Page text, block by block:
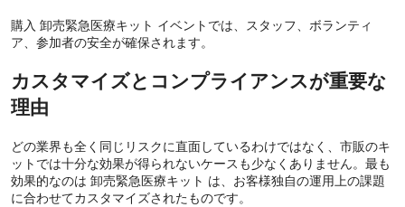
購入 卸売緊急医療キット イベントでは、スタッフ、ボランティ
ア、参加者の安全が確保されます。
カスタマイズとコンプライアンスが重要な
理由
どの業界も全く同じリスクに直面しているわけではなく、市販のキ
ットでは十分な効果が得られないケースも少なくありません。最も
効果的なのは 卸売緊急医療キット は、お客様独自の運用上の課題
に合わせてカスタマイズされたものです。